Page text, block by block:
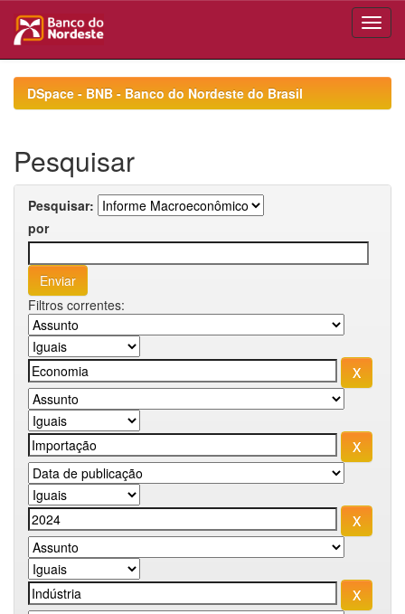
navigationDSpace - BNB - Banco do Nordeste do Brasil
Pesquisar
Pesquisar:
por
Filtros correntes: